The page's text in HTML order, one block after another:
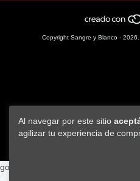
Al navegar por este sitio
agilizar tu experiencia de
Copyright Sangre y Blanco -
googlea69e98a7e53761c4.html